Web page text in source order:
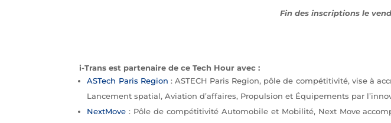
Fin des inscriptions le
i-Trans est partenaire de ce Tech Hour avec :
ASTech Paris Region : ASTECH Paris Region, pôle de compétitivité, vise à
Lancement spatial, Aviation d’affaires, Propulsion et Équipements par
NextMove : Pôle de compétitivité Automobile et Mobilité, Next Move